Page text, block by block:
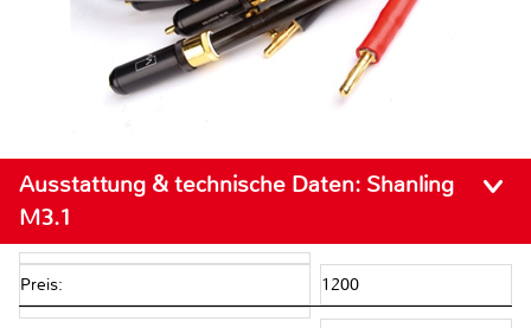
Ausstattung & technische Daten: Shanling
M3.1
Preis: 1200